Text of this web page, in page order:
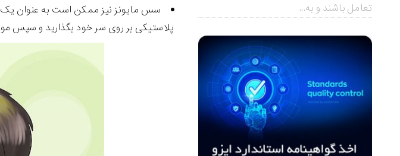
سس مایونز نیز ممکن است به عنوان
پلاستیکی بر روی سر خود بگذارید و سپس
تعامل باشند و به...